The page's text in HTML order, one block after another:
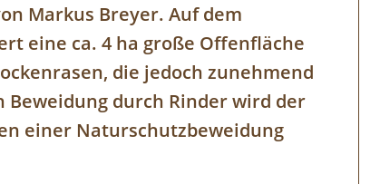
Markus Breyer. Auf dem
eine ca. 4 ha große Offenfläche
die jedoch zunehmend
durch Rinder wird der
einer Naturschutzbeweidung